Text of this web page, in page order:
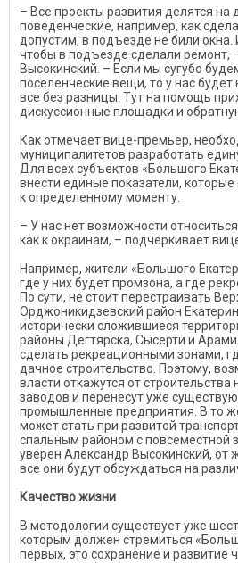
– Все проекты развития делятся на
поведенческие, например, как
допустим, в подъезде не били окна.
чтобы в подъезде сделали ремонт,
Высокинский. – Если мы сугубо
поселенческие вещи, то у нас
все без разницы. Тут на помощь
дискуссионные площадки и
Как отмечает вице-премьер,
муниципалитетов разработать
Для всех субъектов «Большого
внести единые показатели,
к определенному моменту.
– У нас нет возможности
как к окраинам, – подчеркивает
Например, жители «Большого
где у них будет промзона, а где
По сути, не стоит перестраивать
Орджоникидзевский район
исторически сложившиеся
районы Дегтярска, Сысерти и
сделать рекреационными зонами,
дачное строительство. Поэтому,
власти откажутся от строительства
заводов и перенесут уже
промышленные предприятия. В то
может стать при развитой
спальным районом с повсеместной
уверен Александр Высокинский, от
все они будут обсуждаться на
Качество жизни
В методологии существует уже
которым должен стремиться
первых, это сохранение и развитие